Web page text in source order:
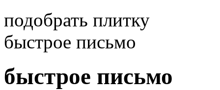
подобрать плитку
быстрое письмо
быстрое письмо